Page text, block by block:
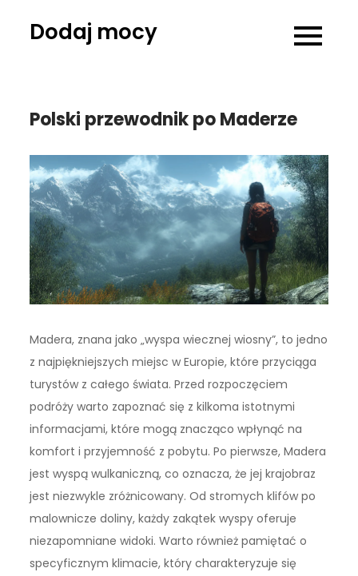
Dodaj mocy
Polski przewodnik po Maderze
Madera, znana jako „wyspa wiecznej wiosny”, to jedno
z najpiękniejszych miejsc w Europie, które przyciąga
turystów z całego świata. Przed rozpoczęciem
podróży warto zapoznać się z kilkoma istotnymi
informacjami, które mogą znacząco wpłynąć na
komfort i przyjemność z pobytu. Po pierwsze, Madera
jest wyspą wulkaniczną, co oznacza, że jej krajobraz
jest niezwykle zróżnicowany. Od stromych klifów po
malownicze doliny, każdy zakątek wyspy oferuje
niezapomniane widoki. Warto również pamiętać o
specyficznym klimacie, który charakteryzuje się